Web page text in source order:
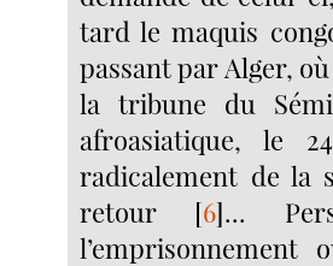
tard le maquis
passant par Alger,
la tribune du
afroasiatique, le
radicalement de la
retour [6]...
l’emprisonnement